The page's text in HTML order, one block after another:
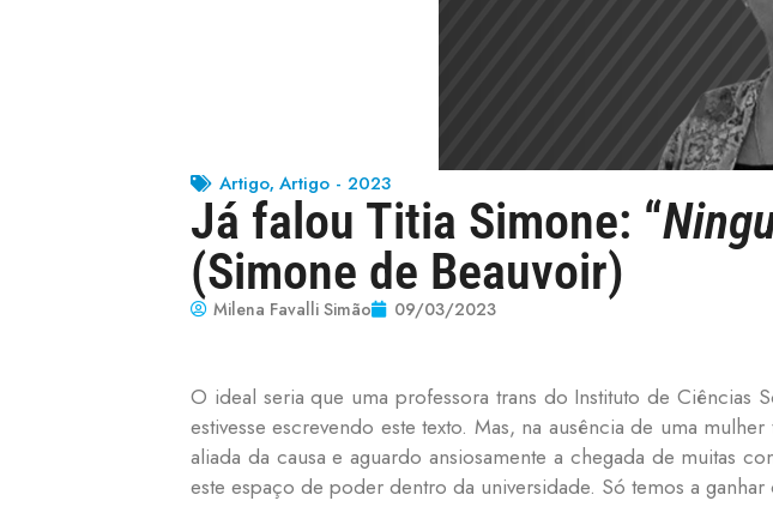
Artigo, Artigo - 2023
Já falou Titia Simone: “
(Simone de Beauvoir)
Milena Favalli Simão 09/03/2023
O ideal seria que uma professora trans do Instituto de Ciências
estivesse escrevendo este texto. Mas, na ausência de uma
aliada da causa e aguardo ansiosamente a chegada de muitas
este espaço de poder dentro da universidade. Só temos a